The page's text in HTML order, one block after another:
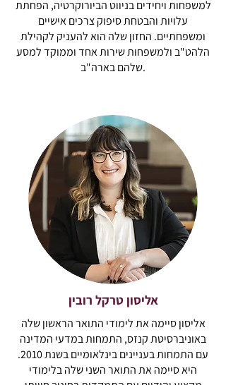
למשפחות ויחידים בניווט הביורוקרטיה, הפחתת
עלויות והבטחת סיפוק צרכים אישיים
ומשפחתיים. החזון שלה הוא להעניק לקהילת
הלהט"ב ולמשפחות שירות אחד וממוקד למסע
שלהם בארה"ב.
אליסון טרקל רובין
אליסון סיימה את לימודי התואר הראשון שלה
באוניברסיטת קנזס, התמחות במדעי המדינה
עם התמחות בעניינים בינלאומיים בשנת 2010.
היא סיימה את התואר השני שלה בלימודי